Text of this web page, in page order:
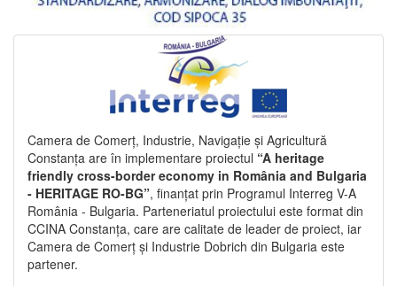
Camera de Comerț, Industrie, Navigație și Agricultură
Constanța are în implementare proiectul “A heritage
friendly cross-border economy in România and Bulgaria
- HERITAGE RO-BG”, finanțat prin Programul Interreg V-A
România - Bulgaria. Parteneriatul proiectului este format din
CCINA Constanța, care are calitate de leader de proiect, iar
Camera de Comerț și Industrie Dobrich din Bulgaria este
partener.